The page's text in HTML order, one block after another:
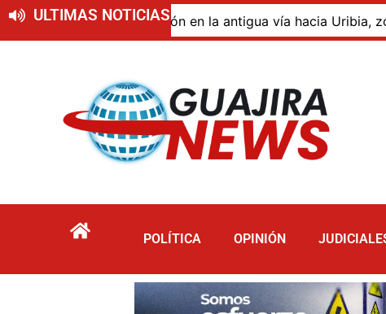
ULTIMAS NOTICIAS
de descomposición en la antigua vía hacia Uribia, zona
POLÍTICA OPINIÓN